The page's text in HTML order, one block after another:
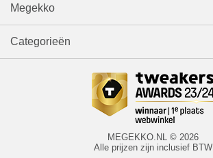
Megekko
Categorieën
MEGEKKO.NL © 2026
Alle prijzen zijn inclusief BTW